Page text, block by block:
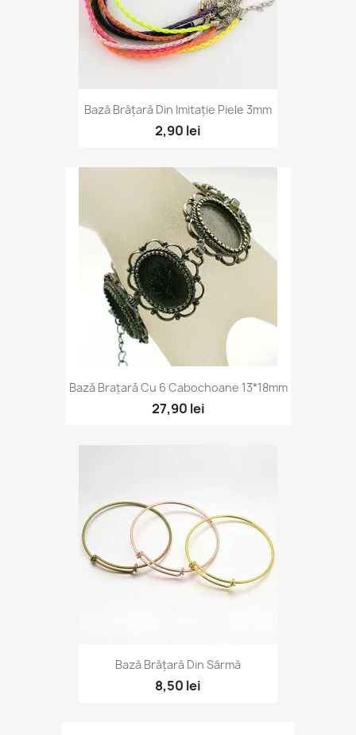
Bază Brățară Din Imitație Piele 3mm
2,90 lei
Bază Brațară Cu 6 Cabochoane 13*18mm
27,90 lei
Bază Brățară Din Sârmă
8,50 lei